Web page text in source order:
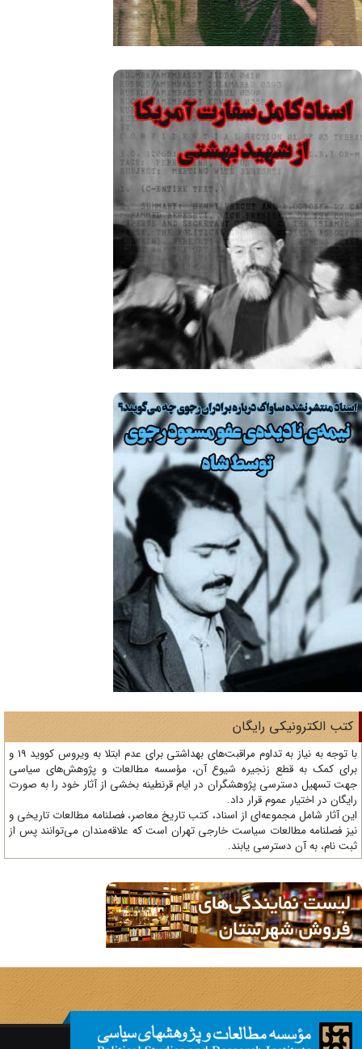
الکترونیکی رایگان
با توجه به نیاز به تداوم مراقبت‌های بهداشتی برای عدم ابتلا به ویروس کووید 19 و
کمک به قطع زنجیره شیوع آن، مؤسسه مطالعات و پژوهش‌های سیاسی
تسهیل دسترسی پژوهشگران در ایام قرنطینه بخشی از آثار خود را به صورت
در اختیار عموم قرار داد.
آثار شامل مجموعه‌ای از اسناد، کتب تاریخ معاصر، فصلنامه‌ مطالعات تاریخی و
فصلنامه مطالعات سیاست خارجی تهران است که علاقه‌مندان می‌توانند پس از
نام، به آن دسترسی یابند.